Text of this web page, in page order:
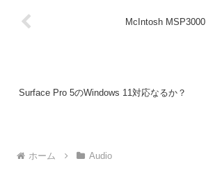
McIntosh MSP3000
Surface Pro 5のWindows 11対応なるか？
ホーム Audio